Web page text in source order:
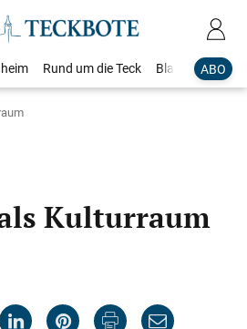
ABO
Rund um die Teck Blaulicht
Kulturraum